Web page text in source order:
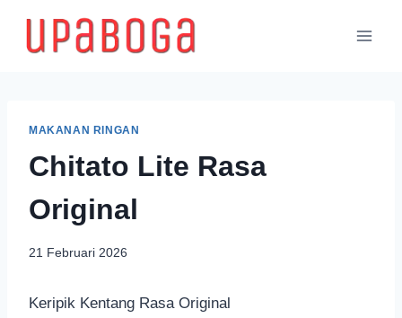
MAKANAN RINGAN
Chitato Lite Rasa
Original
21 Februari 2026
Keripik Kentang Rasa Original